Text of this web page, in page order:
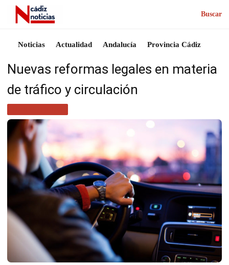
Buscar
Noticias Actualidad Andalucía Provincia Cádiz
Nuevas reformas legales en materia
de tráfico y circulación